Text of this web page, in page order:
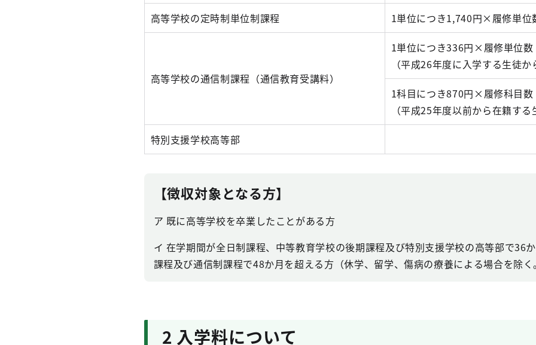
高等学校の定時制単位制課程 1単位につき1,740円×履修単位
高等学校の通信制課程（通信教育受講料）
1単位につき336円×履修単位数
（平成26年度に入学する生徒か
1科目につき870円×履修科目数
（平成25年度以前から在籍する
特別支援学校高等部
【徴収対象となる方】
ア 既に高等学校を卒業したことがある方
イ 在学期間が全日制課程、中等教育学校の後期課程及び特別支援学校の高等部で36
課程及び通信制課程で48か月を超える方（休学、留学、傷病の療養による場合を除く
2 入学料について